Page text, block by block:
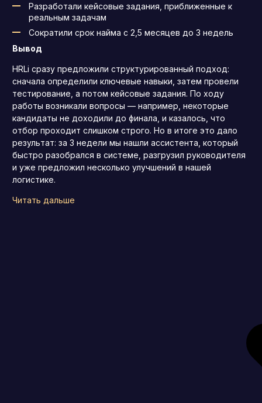
Разработали кейсовые задания, приближенные к
реальным задачам
Сократили срок найма с 2,5 месяцев до 3 недель
Вывод
HRLi сразу предложили структурированный подход:
сначала определили ключевые навыки, затем провели
тестирование, а потом кейсовые задания. По ходу
работы возникали вопросы — например, некоторые
кандидаты не доходили до финала, и казалось, что
отбор проходит слишком строго. Но в итоге это дало
результат: за 3 недели мы нашли ассистента, который
быстро разобрался в системе, разгрузил руководителя
и уже предложил несколько улучшений в нашей
логистике.
Читать дальше